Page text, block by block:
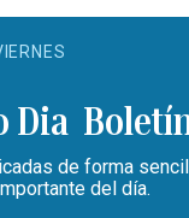
de forma
del día.